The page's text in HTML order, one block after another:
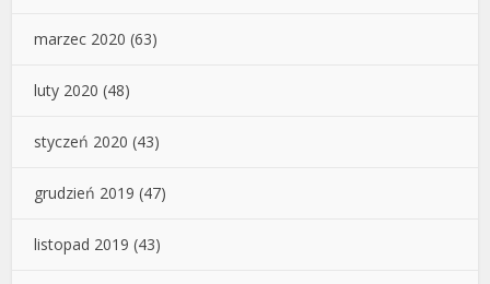
marzec 2020 (63)
luty 2020 (48)
styczeń 2020 (43)
grudzień 2019 (47)
listopad 2019 (43)